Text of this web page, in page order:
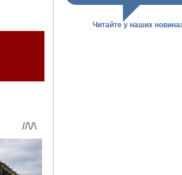
Читайте у наших